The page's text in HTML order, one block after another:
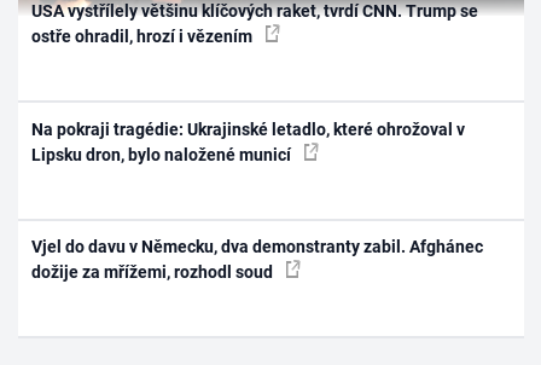
USA vystřílely většinu klíčových raket, tvrdí CNN. Trump se
ostře ohradil, hrozí i vězením
Na pokraji tragédie: Ukrajinské letadlo, které ohrožoval v
Lipsku dron, bylo naložené municí
Vjel do davu v Německu, dva demonstranty zabil. Afghánec
dožije za mřížemi, rozhodl soud